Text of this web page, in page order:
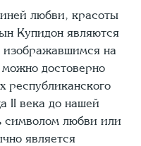
любви, красоты
Купидон являются
на
достоверно
республиканского
II века до нашей
символом любви или
является